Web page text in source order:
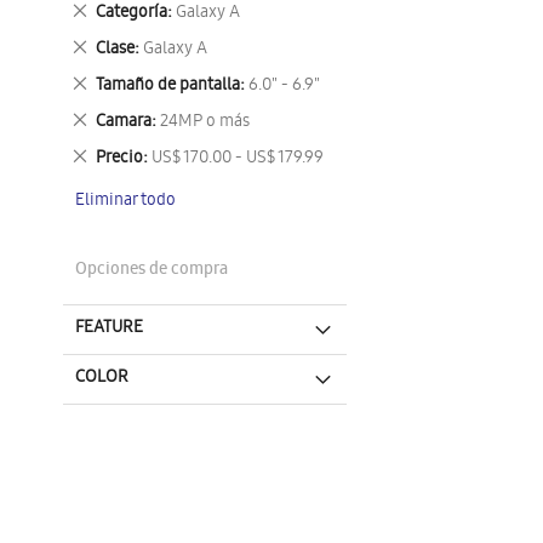
Categoría Galaxy A
Eliminar
este
artículo
Clase Galaxy A
Eliminar
este
artículo
Tamaño de pantalla 6.0" - 6.9"
Eliminar
este
artículo
Camara 24MP o más
Eliminar
este
artículo
Precio US$ 170.00 - US$ 179.99
Eliminar
artículo
Eliminar todo
Opciones de compra
FEATURE
COLOR